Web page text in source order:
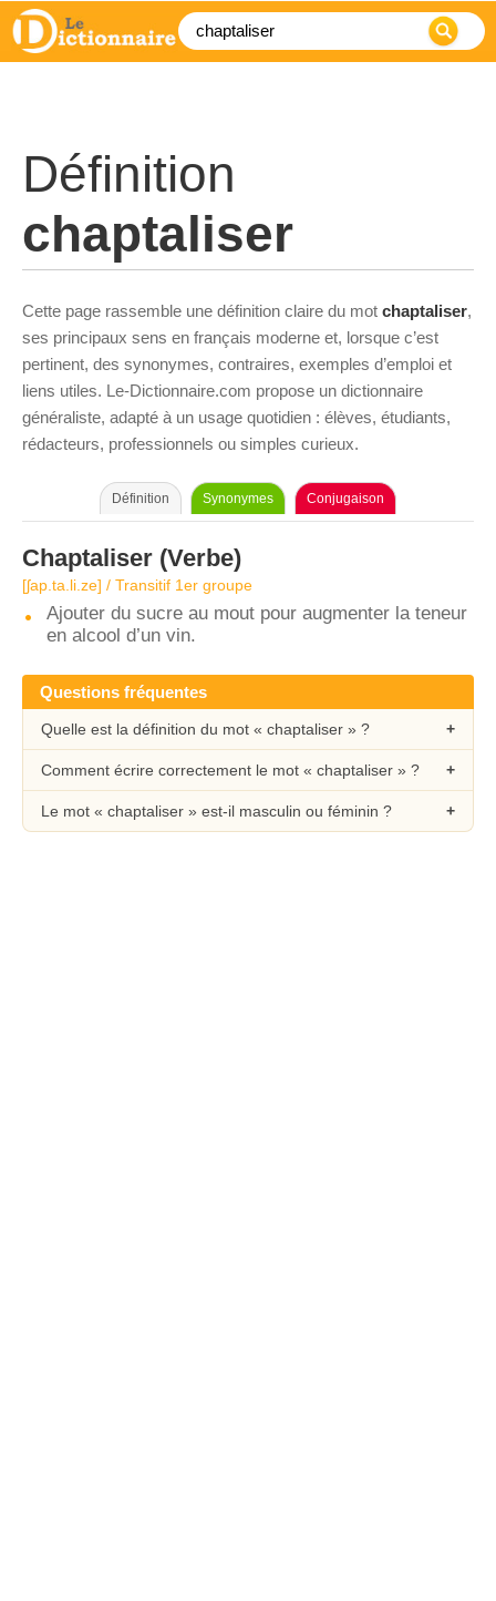
Définition
chaptaliser
Cette page rassemble une définition claire du mot chaptaliser,
ses principaux sens en français moderne et, lorsque c’est
pertinent, des synonymes, contraires, exemples d’emploi et
liens utiles. Le-Dictionnaire.com propose un dictionnaire
généraliste, adapté à un usage quotidien : élèves, étudiants,
rédacteurs, professionnels ou simples curieux.
Définition Synonymes Conjugaison
Chaptaliser (Verbe)
[ʃap.ta.li.ze] / Transitif 1er groupe
Ajouter du sucre au mout pour augmenter la teneur
en alcool d’un vin.
Questions fréquentes
Quelle est la définition du mot « chaptaliser » ?
Comment écrire correctement le mot « chaptaliser » ?
Le mot « chaptaliser » est-il masculin ou féminin ?